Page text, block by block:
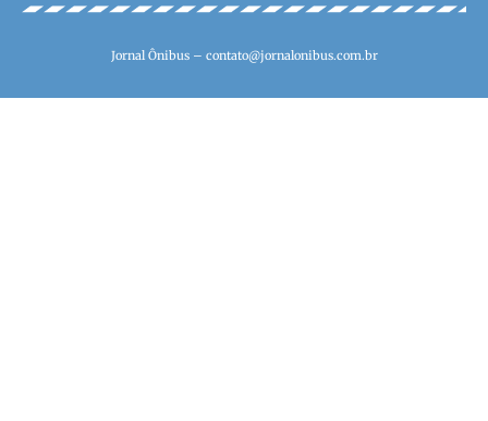
Jornal Ônibus – contato@jornalonibus.com.br